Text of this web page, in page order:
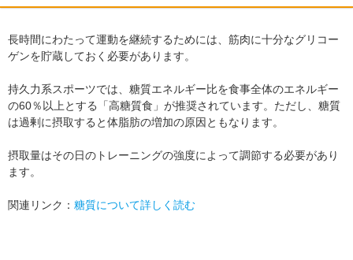
長時間にわたって運動を継続するためには、筋肉に十分なグリコー
ゲンを貯蔵しておく必要があります。
持久力系スポーツでは、糖質エネルギー比を食事全体のエネルギー
の60％以上とする「高糖質食」が推奨されています。ただし、糖質
は過剰に摂取すると体脂肪の増加の原因ともなります。
摂取量はその日のトレーニングの強度によって調節する必要があり
ます。
関連リンク： 糖質について詳しく読む